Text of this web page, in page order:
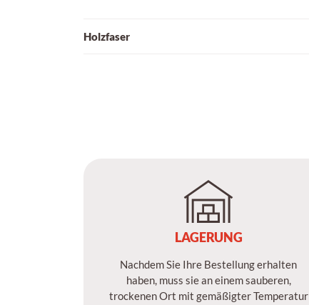
Holzfaser
LAGERUNG
Nachdem Sie Ihre Bestellung erhalten
haben, muss sie an einem sauberen,
trockenen Ort mit gemäßigter Temperatur